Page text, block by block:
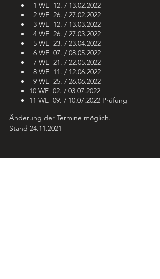
1 WE 12. / 13.02.2022
2 WE 26. / 27.02.2022
3 WE 12. / 13.03.2022
4 WE 26. / 27.03.2022
5 WE 23. / 23.04.2022
6 WE 07. / 08.05.2022
7 WE 21. / 22.05.2022
8 WE 11. / 12.06.2022
9 WE 25. / 26.06.2022
10 WE 02. / 03.07.2022
11 WE 09. / 10.07.2022 Prüfung
Änderung der Termine möglich.
Stand 24.11.2021